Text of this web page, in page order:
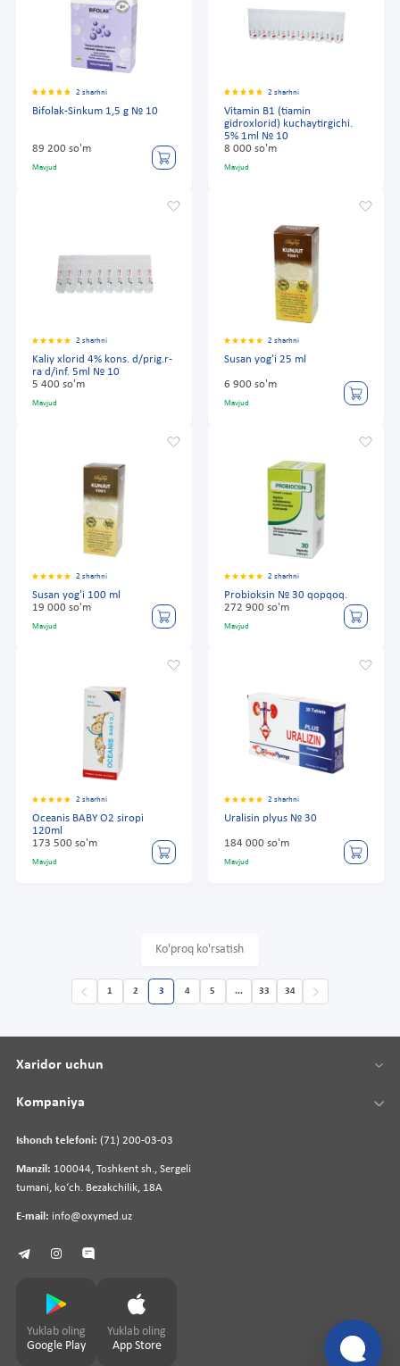
2 sharhni
Bifolak-Sinkum 1,5 g № 10
89 200 so'm
Mavjud
2 sharhni
Vitamin B1 (tiamin
gidroxlorid) kuchaytirgichi.
5% 1ml № 10
8 000 so'm
Mavjud
2 sharhni
Kaliy xlorid 4% kons. d/prig.r-
ra d/inf. 5ml № 10
5 400 so'm
Mavjud
2 sharhni
Susan yog'i 25 ml
6 900 so'm
Mavjud
2 sharhni
Susan yog'i 100 ml
19 000 so'm
Mavjud
2 sharhni
Probioksin № 30 qopqoq.
272 900 so'm
Mavjud
2 sharhni
Oceanis BABY O2 siropi
120ml
173 500 so'm
Mavjud
2 sharhni
Uralisin plyus № 30
184 000 so'm
Mavjud
Ko'proq ko'rsatish
1 2 3 4 5 ... 33 34
Ishonch telefoni: (71) 200-03-03
Manzil: 100044, Toshkent sh., Sergeli
tumani, koʻch. Bezakchilik, 18A
E-mail: info@oxymed.uz
Xaridor uchun
Kompaniya
Yuklab oling
Google Play
Yuklab oling
App Store